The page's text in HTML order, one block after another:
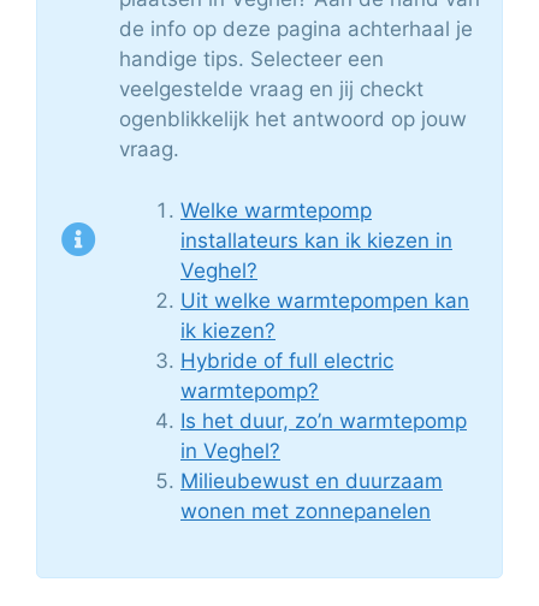
de info op deze pagina achterhaal je
handige tips. Selecteer een
veelgestelde vraag en jij checkt
ogenblikkelijk het antwoord op jouw
vraag.
Welke warmtepomp
installateurs kan ik kiezen in
Veghel?
Uit welke warmtepompen kan
ik kiezen?
Hybride of full electric
warmtepomp?
Is het duur, zo’n warmtepomp
in Veghel?
Milieubewust en duurzaam
wonen met zonnepanelen